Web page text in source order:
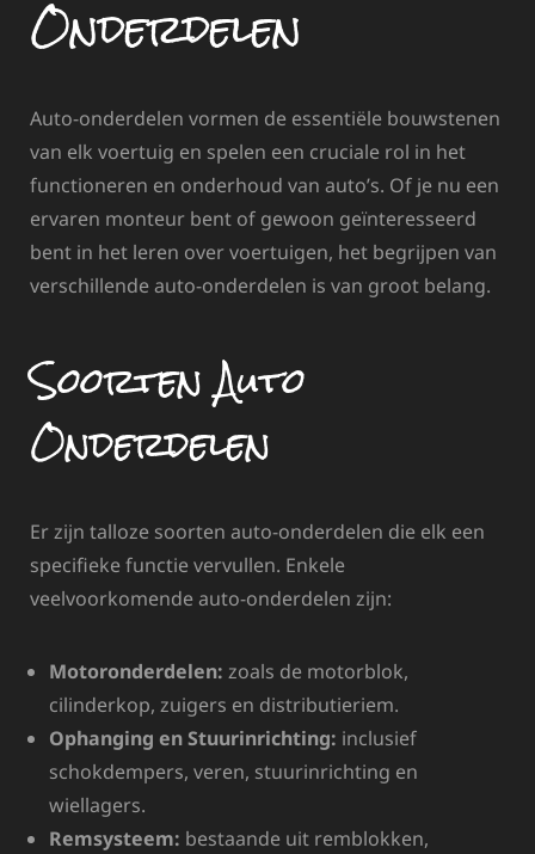
Onderdelen
Auto-onderdelen vormen de essentiële bouwstenen
van elk voertuig en spelen een cruciale rol in het
functioneren en onderhoud van auto’s. Of je nu een
ervaren monteur bent of gewoon geïnteresseerd
bent in het leren over voertuigen, het begrijpen van
verschillende auto-onderdelen is van groot belang.
Soorten Auto
Onderdelen
Er zijn talloze soorten auto-onderdelen die elk een
specifieke functie vervullen. Enkele
veelvoorkomende auto-onderdelen zijn:
Motoronderdelen: zoals de motorblok,
cilinderkop, zuigers en distributieriem.
Ophanging en Stuurinrichting: inclusief
schokdempers, veren, stuurinrichting en
wiellagers.
Remsysteem: bestaande uit remblokken,